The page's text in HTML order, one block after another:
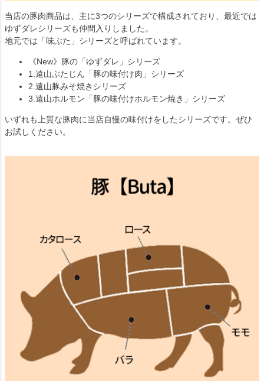
当店の豚肉商品は、主に3つのシリーズで構成されており、最近では
ゆずダレシリーズも仲間入りしました。
地元では「味ぶた」シリーズと呼ばれています。
《New》豚の「ゆずダレ」シリーズ
1.遠山ぶたじん「豚の味付け肉」シリーズ
2.遠山豚みそ焼きシリーズ
3.遠山ホルモン「豚の味付けホルモン焼き」シリーズ
いずれも上質な豚肉に当店自慢の味付けをしたシリーズです。ぜひ
お試しください。